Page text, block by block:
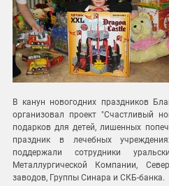
В канун новогодних праздников
организовал проект "Счастливый
подарков для детей, лишенных
праздник в лечебных
поддержали сотрудники
Металлургической Компании,
заводов, Группы Синара и СКБ-банка.